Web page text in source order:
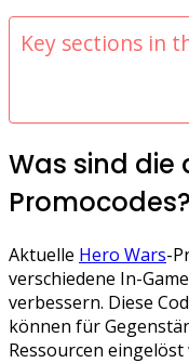
Key sections in
Was sind die
Promocodes?
Aktuelle Hero Wars-
verschiedene In-
verbessern. Diese
können für
Ressourcen eingelöst